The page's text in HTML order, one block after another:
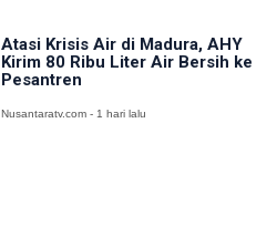
Atasi Krisis Air di Madura, AHY
Kirim 80 Ribu Liter Air Bersih ke
Pesantren
Nusantaratv.com - 1 hari lalu